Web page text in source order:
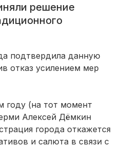
решение
подтвердила данную
отказ усилением мер
(на тот момент
Алексей Дёмкин
города откажется
и салюта в связи с